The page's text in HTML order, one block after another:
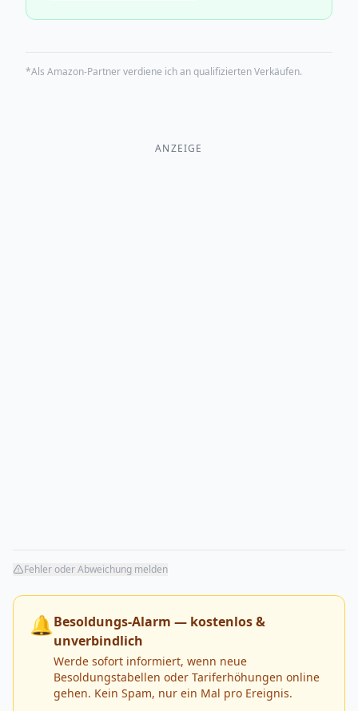
*Als Amazon-Partner verdiene ich an qualifizierten Verkäufen.
ANZEIGE
Fehler oder Abweichung melden
🔔Besoldungs-Alarm — kostenlos &
unverbindlich
Werde sofort informiert, wenn neue
Besoldungstabellen oder Tariferhöhungen online
gehen. Kein Spam, nur ein Mal pro Ereignis.